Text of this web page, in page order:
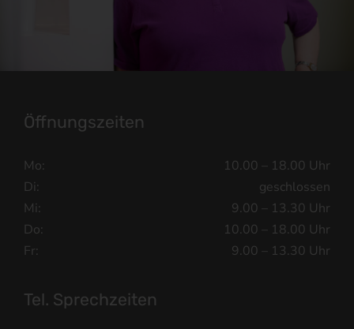
Öffnungszeiten
Mo:
10.00 – 18.00 Uhr
Di:
geschlossen
Mi:
9.00 – 13.30 Uhr
Do:
10.00 – 18.00 Uhr
Fr:
9.00 – 13.30 Uhr
Tel. Sprechzeiten